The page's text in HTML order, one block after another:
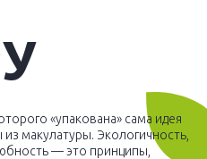
«упакована» сама идея
макулатуры. Экологичность,
— это принципы,